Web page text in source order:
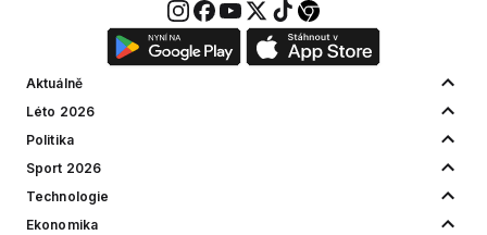
Aktuálně
Léto 2026
Politika
Sport 2026
Technologie
Ekonomika